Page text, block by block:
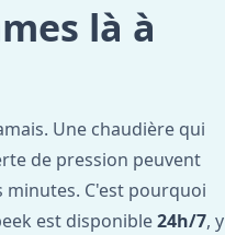
là à
Une chaudière qui
de pression peuvent
minutes. C'est pourquoi
est disponible24h/7, y